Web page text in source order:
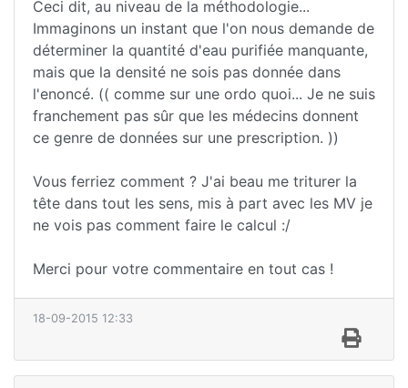
Ceci dit, au niveau de la méthodologie...
Immaginons un instant que l'on nous demande de
déterminer la quantité d'eau purifiée manquante,
mais que la densité ne sois pas donnée dans
l'enoncé. (( comme sur une ordo quoi... Je ne suis
franchement pas sûr que les médecins donnent
ce genre de données sur une prescription. ))
Vous ferriez comment ? J'ai beau me triturer la
tête dans tout les sens, mis à part avec les MV je
ne vois pas comment faire le calcul :/
Merci pour votre commentaire en tout cas !
18-09-2015 12:33